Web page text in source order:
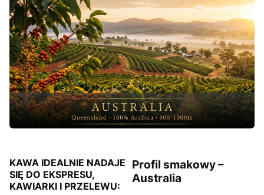
KAWA IDEALNIE NADAJE
SIĘ DO EKSPRESU,
KAWIARKI I PRZELEWU:
Profil smakowy –
Australia